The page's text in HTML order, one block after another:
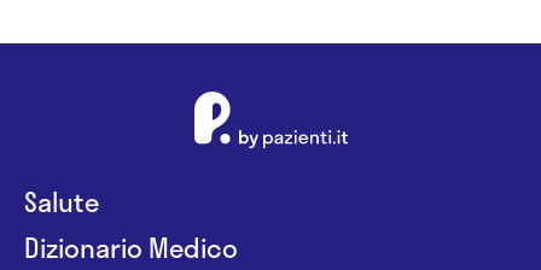
Salute
Dizionario Medico